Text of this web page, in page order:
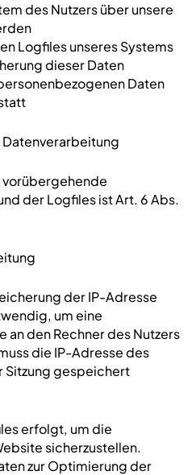
des Nutzers über unsere
Logfiles unseres Systems
dieser Daten
Daten
der Logfiles ist Art. 6 Abs.
der IP-Adresse
um eine
an den Rechner des Nutzers
die IP-Adresse des
Sitzung gespeichert
erfolgt, um die
sicherzustellen.
zur Optimierung der